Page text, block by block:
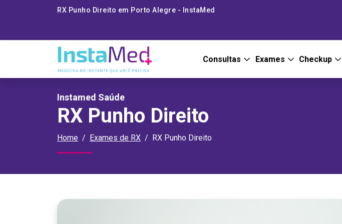
RX Punho Direito em Porto Alegre - InstaMed
Consultas Exames Checkup
Instamed Saúde
RX Punho Direito
Home Exames de RX RX Punho Direito